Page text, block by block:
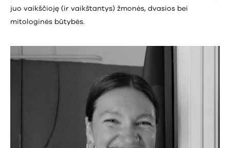
juo vaikščioję (ir vaikštantys) žmonės, dvasios bei
mitologinės būtybės.